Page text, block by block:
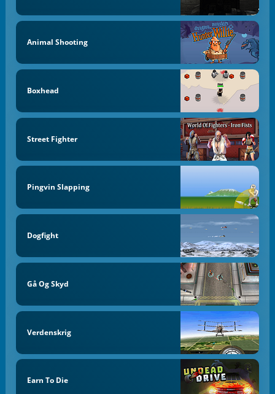
Animal Shooting
Boxhead
Street Fighter
Pingvin Slapping
Dogfight
Gå Og Skyd
Verdenskrig
Earn To Die